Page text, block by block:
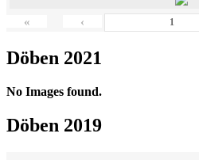
« ‹
Döben 2021
No Images found.
Döben 2019